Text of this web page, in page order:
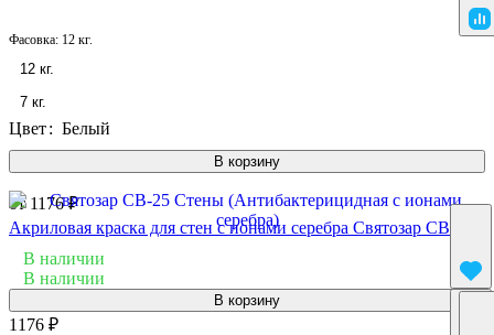
В корзину
Фасовка: 12 кг.
12 кг.
7 кг.
Цвет: Белый
от 1176 ₽
Акриловая краска для стен с ионами серебра Святозар СВ-25
В наличии
В наличии
В корзину
1176 ₽